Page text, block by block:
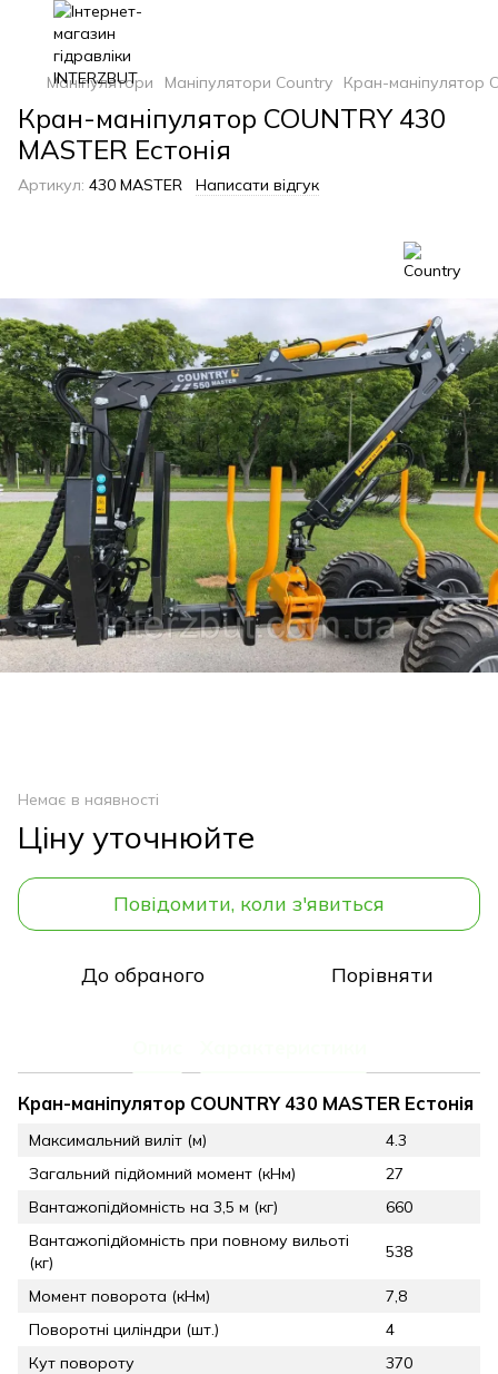
Маніпулятори Маніпулятори Country Кран-маніпулятор
Кран-маніпулятор COUNTRY 430
MASTER Естонія
Артикул: 430 MASTER Написати відгук
Немає в наявності
Ціну уточнюйте
Повідомити, коли з'явиться
До обраного Порівняти
Кран-маніпулятор COUNTRY 430 MASTER Естонія
Максимальний виліт (м)
4.3
Загальний підйомний момент (кНм)
27
Вантажопідйомність на 3,5 м (кг)
660
Вантажопідйомність при повному вильоті
(кг)
538
Момент поворота (кНм)
7,8
Поворотні циліндри (шт.)
4
Кут повороту
370